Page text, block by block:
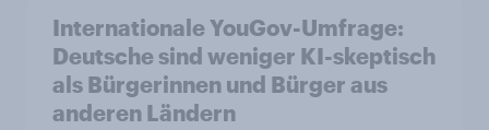
Internationale YouGov-Umfrage:
Deutsche sind weniger KI-skeptisch
als Bürgerinnen und Bürger aus
anderen Ländern